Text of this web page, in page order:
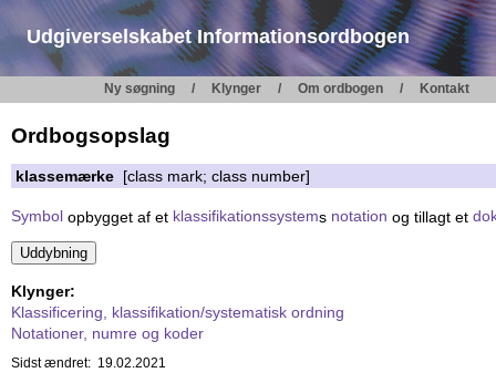
Udgiverselskabet Informationsordbogen
Ny søgning Klynger Om ordbogen Kontakt
Ordbogsopslag
klassemærke [class mark; class number]
Symbol opbygget af et klassifikationssystems notation og tillagt et
Klynger:
Klassificering, klassifikation/systematisk ordning
Notationer, numre og koder
Sidst ændret: 19.02.2021